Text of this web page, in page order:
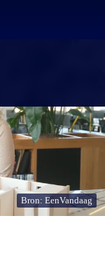
Bron: EenVandaag